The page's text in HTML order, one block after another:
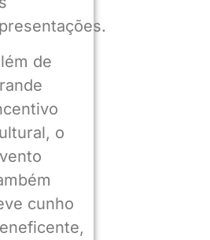
de
o
cunho